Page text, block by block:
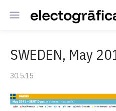
SWEDEN, May
30.5.15